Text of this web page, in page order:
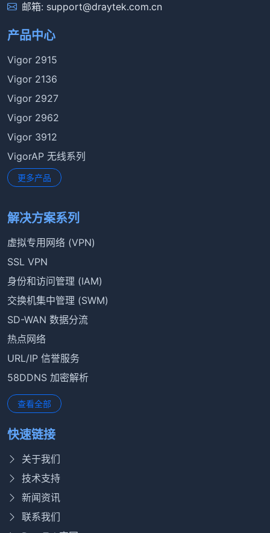
邮箱: support@draytek.com.cn
产品中心
Vigor 2915
Vigor 2136
Vigor 2927
Vigor 2962
Vigor 3912
VigorAP 无线系列
更多产品
解决方案系列
虚拟专用网络 (VPN)
SSL VPN
身份和访问管理 (IAM)
交换机集中管理 (SWM)
SD-WAN 数据分流
热点网络
URL/IP 信誉服务
58DDNS 加密解析
查看全部
快速链接
关于我们
技术支持
新闻资讯
联系我们